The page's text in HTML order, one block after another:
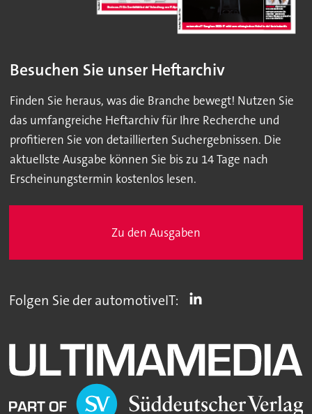
Besuchen Sie unser Heftarchiv
Finden Sie heraus, was die Branche bewegt! Nutzen Sie
das umfangreiche Heftarchiv für Ihre Recherche und
profitieren Sie von detaillierten Suchergebnissen. Die
aktuellste Ausgabe können Sie bis zu 14 Tage nach
Erscheinungstermin kostenlos lesen.
Zu den Ausgaben
Folgen Sie der automotiveIT: